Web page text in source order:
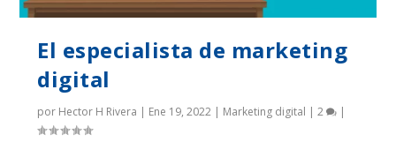
El especialista de marketing
digital
por Hector H Rivera | Ene 19, 2022 | Marketing digital |2 |